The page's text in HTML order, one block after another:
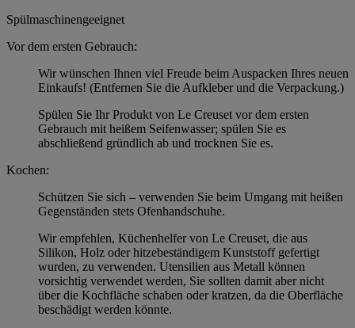
Spülmaschinengeeignet
Vor dem ersten Gebrauch:
Wir wünschen Ihnen viel Freude beim Auspacken Ihres neuen
Einkaufs! (Entfernen Sie die Aufkleber und die Verpackung.)
Spülen Sie Ihr Produkt von Le Creuset vor dem ersten
Gebrauch mit heißem Seifenwasser; spülen Sie es
abschließend gründlich ab und trocknen Sie es.
Kochen:
Schützen Sie sich – verwenden Sie beim Umgang mit heißen
Gegenständen stets Ofenhandschuhe.
Wir empfehlen, Küchenhelfer von Le Creuset, die aus
Silikon, Holz oder hitzebeständigem Kunststoff gefertigt
wurden, zu verwenden. Utensilien aus Metall können
vorsichtig verwendet werden, Sie sollten damit aber nicht
über die Kochfläche schaben oder kratzen, da die Oberfläche
beschädigt werden könnte.